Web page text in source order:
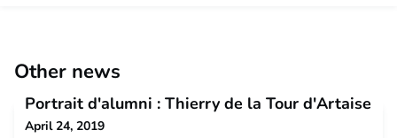
Other news
Portrait d'alumni : Thierry de la Tour d'Artaise
April 24, 2019